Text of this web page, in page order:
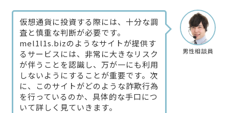
男性相談員
仮想通貨に投資する際には、十分な調
査と慎重な判断が必要です。
mel1l1s.bizのようなサイトが提供す
るサービスには、非常に大きなリスク
が伴うことを認識し、万が一にも利用
しないようにすることが重要です。次
に、このサイトがどのような詐欺行為
を行っているのか、具体的な手口につ
いて詳しく見ていきます。